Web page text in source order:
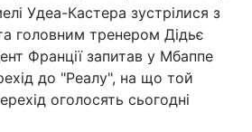
Удеа-Кастера зустрілися з
головним тренером Дідьє
Франції запитав у Мбаппе
до "Реалу", на що той
оголосять сьогодні